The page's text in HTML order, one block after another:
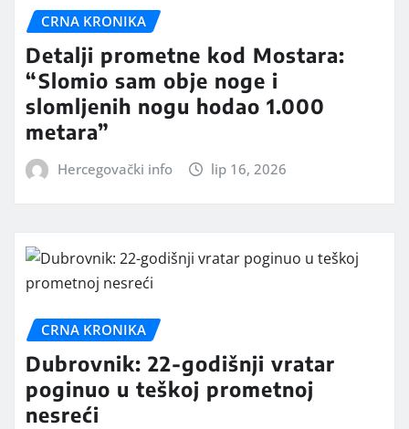
CRNA KRONIKA
Detalji prometne kod Mostara:
“Slomio sam obje noge i
slomljenih nogu hodao 1.000
metara”
Hercegovački info lip 16, 2026
CRNA KRONIKA
Dubrovnik: 22-godišnji vratar
poginuo u teškoj prometnoj
nesreći